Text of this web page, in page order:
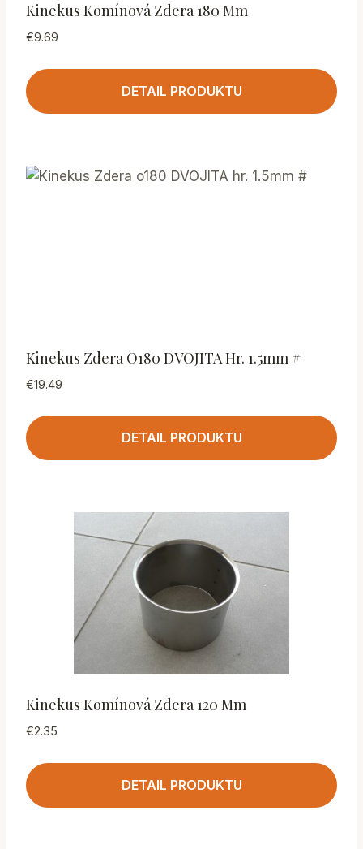
Kinekus Komínová Zdera 180 Mm
€9.69
DETAIL PRODUKTU
Kinekus Zdera O180 DVOJITA Hr. 1.5mm #
€19.49
DETAIL PRODUKTU
Kinekus Komínová Zdera 120 Mm
€2.35
DETAIL PRODUKTU